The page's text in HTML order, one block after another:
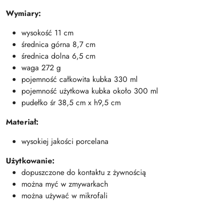
Wymiary:
wysokość 11 cm
średnica górna 8,7 cm
średnica dolna 6,5 cm
waga 272 g
pojemność całkowita kubka 330 ml
pojemność użytkowa kubka około 300 ml
pudełko śr 38,5 cm x h9,5 cm
Materiał:
wysokiej jakości porcelana
Użytkowanie:
dopuszczone do kontaktu z żywnością
można myć w zmywarkach
można używać w mikrofali